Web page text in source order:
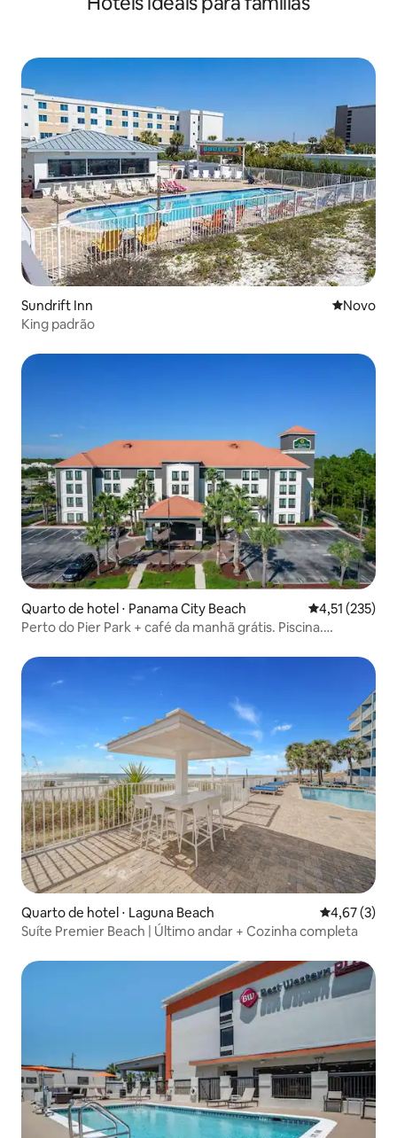
Sundrift Inn Novo
Novo
King padrão
Quarto de hotel ⋅ Panama City Beach 4,51 de uma
4,51 (235)
Perto do Pier Park + café da manhã grátis. Piscina.
Quarto de hotel ⋅ Laguna Beach 4,67 de
4,67 (3)
Suíte Premier Beach | Último andar + Cozinha completa